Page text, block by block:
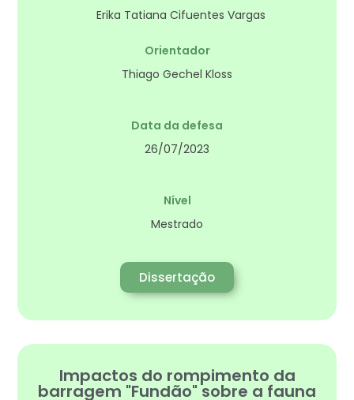
Erika Tatiana Cifuentes Vargas
Orientador
Thiago Gechel Kloss
Data da defesa
26/07/2023
Nível
Mestrado
Dissertação
Impactos do rompimento da
barragem "Fundão" sobre a fauna